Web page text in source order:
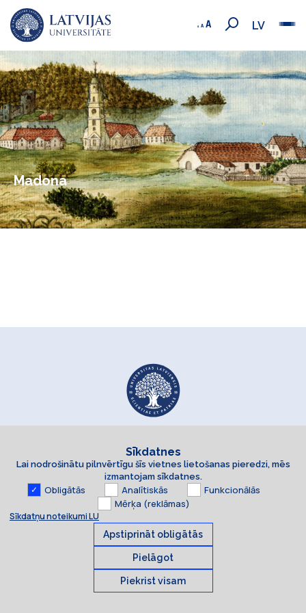
LV
Madona
© 2026 Latvijas Universitāte. Visas tiesības aizsargātas
Sīkdatnes
Lai nodrošinātu pilnvērtīgu šīs vietnes lietošanas pieredzi, mēs
izmantojam sīkdatnes.
Obligātās Analītiskās
Funkcionālās
Mērķa (reklāmas)
Sīkdatņu noteikumi LU
Apstiprināt obligātās
Pielāgot
Piekrist visam